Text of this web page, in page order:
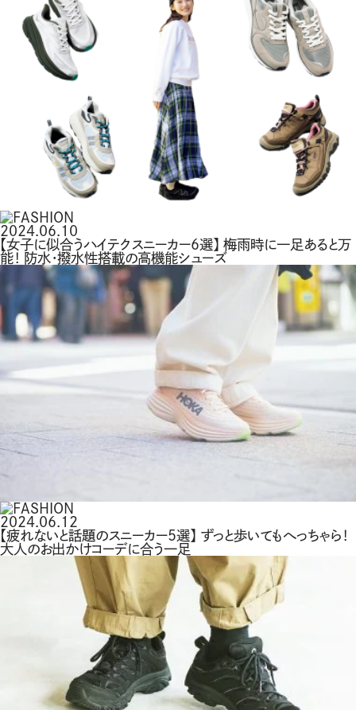
2024.06.10
【女子に似合うハイテクスニーカー6選】 梅雨時に一足あると万
能！ 防水・撥水性搭載の高機能シューズ
2024.06.12
【疲れないと話題のスニーカー5選】 ずっと歩いてもへっちゃら！
大人のお出かけコーデに合う一足